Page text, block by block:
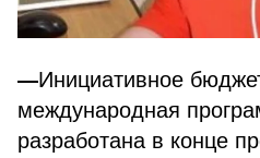
-Инициативное
международная
разработана в конце